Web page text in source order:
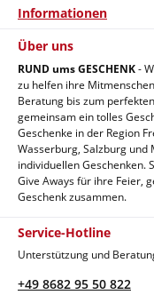
Informationen
Service-Hotline
Unterstützung und
+49 8682 95 50 822
Über uns
RUND ums GESCHENK-
zu helfen ihre
Beratung bis zum
gemeinsam ein tolles
Geschenke in der Region
Wasserburg, Salzburg und
individuellen Geschenken.
Give Aways für ihre Feier,
Geschenk zusammen.